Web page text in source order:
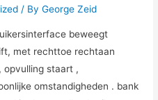
/ ByGeorge Zeid
beweegt
met rechttoe rechtaan
opvulling staart ,
omstandigheden . bank